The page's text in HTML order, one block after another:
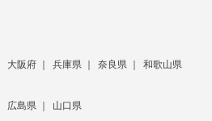
大阪府 兵庫県 奈良県 和歌山県
広島県 山口県